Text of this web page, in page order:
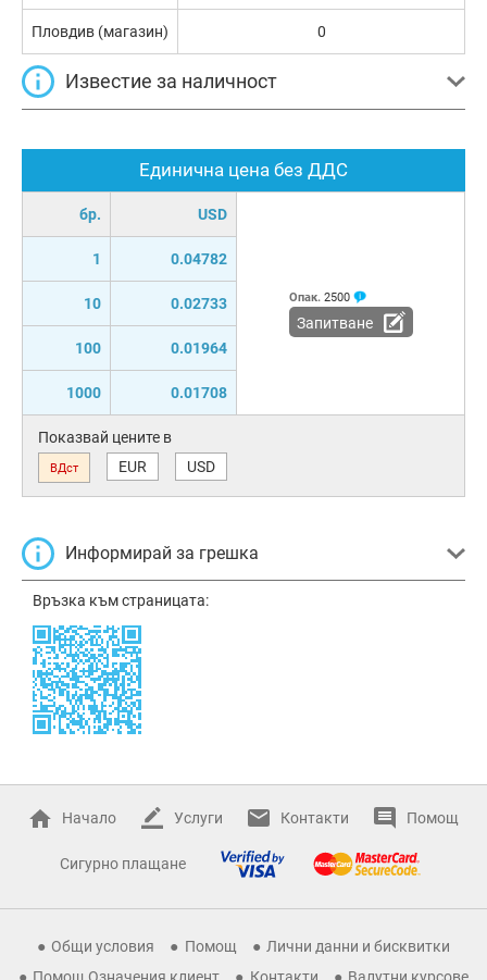
Единична цена без ДДС
бр. USD
1 0.04782
10 0.02733
100 0.01964
1000 0.01708
Опак. 2500
Запитване
Показвай цените в
ВДст EUR USD
Информирай за грешка
Връзка към страницата:
Пловдив (магазин) 0
Известие за наличност
Начало Услуги Контакти Помощ
Сигурно плащане
Общи условия Помощ
Лични данни и бисквитки